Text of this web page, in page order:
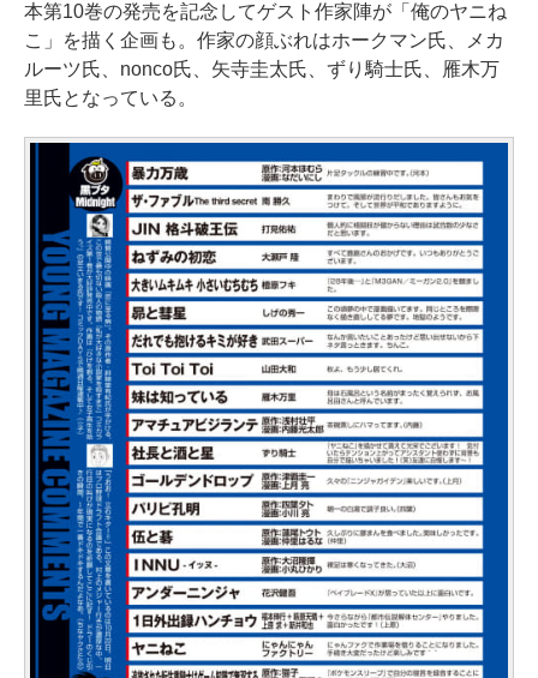
本第10巻の発売を記念してゲスト作家陣が「俺のヤニね
こ」を描く企画も。作家の顔ぶれはホークマン氏、メカ
ルーツ氏、nonco氏、矢寺圭太氏、ずり騎士氏、雁木万
里氏となっている。